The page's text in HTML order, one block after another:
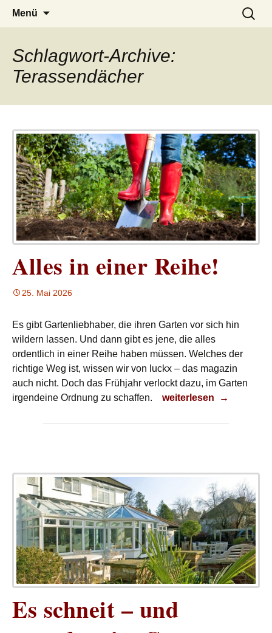
LUCKX
– das Magazin
Menü
Suchen
nach:
Schlagwort-Archive:
Terassendächer
Alles in einer Reihe!
25. Mai 2026
Es gibt Gartenliebhaber, die ihren Garten vor sich hin
wildern lassen. Und dann gibt es jene, die alles
ordentlich in einer Reihe haben müssen. Welches der
richtige Weg ist, wissen wir von luckx – das magazin
auch nicht. Doch das Frühjahr verlockt dazu, im Garten
irgendeine Ordnung zu schaffen.
Alles in einer Reihe!
weiterlesen →
Es schneit – und